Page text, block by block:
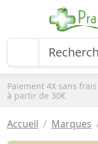
Paiement 4X sans frais
à partir de 30€
Accueil Marques